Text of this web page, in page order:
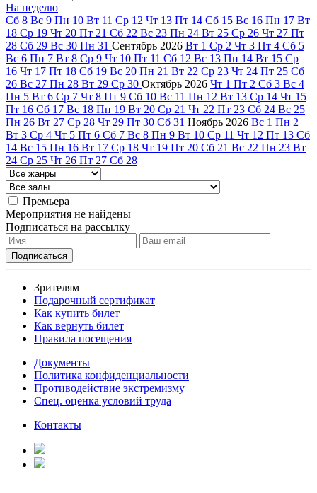
На неделю
Сб 8 Вс 9 Пн 10 Вт 11 Ср 12 Чт 13 Пт 14 Сб 15 Вс 16 Пн 17 Вт
18 Ср 19 Чт 20 Пт 21 Сб 22 Вс 23 Пн 24 Вт 25 Ср 26 Чт 27 Пт
28 Сб 29 Вс 30 Пн 31 Сентябрь 2026 Вт 1 Ср 2 Чт 3 Пт 4 Сб 5
Вс 6 Пн 7 Вт 8 Ср 9 Чт 10 Пт 11 Сб 12 Вс 13 Пн 14 Вт 15 Ср
16 Чт 17 Пт 18 Сб 19 Вс 20 Пн 21 Вт 22 Ср 23 Чт 24 Пт 25 Сб
26 Вс 27 Пн 28 Вт 29 Ср 30 Октябрь 2026 Чт 1 Пт 2 Сб 3 Вс 4
Пн 5 Вт 6 Ср 7 Чт 8 Пт 9 Сб 10 Вс 11 Пн 12 Вт 13 Ср 14 Чт 15
Пт 16 Сб 17 Вс 18 Пн 19 Вт 20 Ср 21 Чт 22 Пт 23 Сб 24 Вс 25
Пн 26 Вт 27 Ср 28 Чт 29 Пт 30 Сб 31 Ноябрь 2026 Вс 1 Пн 2
Вт 3 Ср 4 Чт 5 Пт 6 Сб 7 Вс 8 Пн 9 Вт 10 Ср 11 Чт 12 Пт 13 Сб
14 Вс 15 Пн 16 Вт 17 Ср 18 Чт 19 Пт 20 Сб 21 Вс 22 Пн 23 Вт
24 Ср 25 Чт 26 Пт 27 Сб 28
Премьера
Мероприятия не найдены
Подписаться на рассылку
Зрителям
Подарочный сертификат
Как купить билет
Как вернуть билет
Правила посещения
Документы
Политика конфиденциальности
Противодействие экстремизму
Спец. оценка условий труда
Контакты